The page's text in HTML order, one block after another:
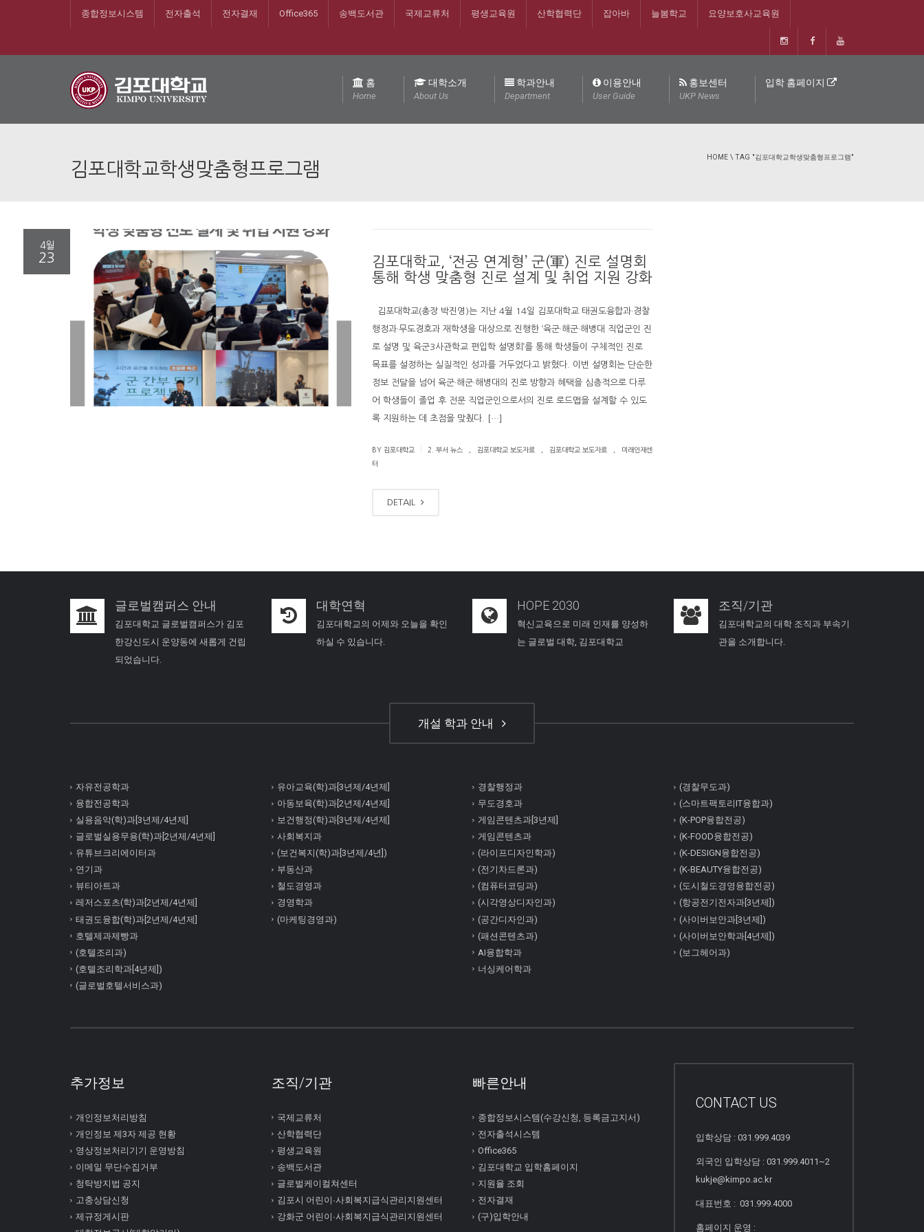
종합정보시스템 전자출석 전자결재 Office365 송백도서관 국제교류처 평생교육원 산학협력단 잡아바 늘봄학교 요양보호사교육원
홈
Home
대학소개
About Us
학과안내
Department
이용안내
User Guide
홍보센터
UKP News
입학 홈페이지
김포대학교학생맞춤형프로그램
HOME \ TAG "김포대학교학생맞춤형프로그램"
4월
23
김포대학교, ‘전공 연계형’ 군(軍) 진로 설명회
통해 학생 맞춤형 진로 설계 및 취업 지원 강화
김포대학교(총장 박진영)는 지난 4월 14일 김포대학교 태권도융합과·경찰
행정과·무도경호과 재학생을 대상으로 진행한 ‘육군·해군·해병대 직업군인 진
로 설명 및 육군3사관학교 편입학 설명회’를 통해 학생들이 구체적인 진로
목표를 설정하는 실질적인 성과를 거두었다고 밝혔다. 이번 설명회는 단순한
정보 전달을 넘어 육군·해군·해병대의 진로 방향과 혜택을 심층적으로 다루
어 학생들이 졸업 후 전문 직업군인으로서의 진로 로드맵을 설계할 수 있도
록 지원하는 데 초점을 맞췄다. […]
BY 김포대학교 2. 부서 뉴스 김포대학교 보도자료 김포대학교 보도자료
미래인재센
터
DETAIL
글로벌캠퍼스 안내
김포대학교 글로벌캠퍼스가 김포
한강신도시 운양동에 새롭게 건립
되었습니다.
대학연혁
김포대학교의 어제와 오늘을 확인
하실 수 있습니다.
HOPE 2030
혁신교육으로 미래 인재를 양성하
는 글로벌 대학, 김포대학교
조직/기관
김포대학교의 대학 조직과 부속기
관을 소개합니다.
개설 학과 안내
자유전공학과
융합전공학과
실용음악(학)과[3년제/4년제]
글로벌실용무용(학)과[2년제/4년제]
유튜브크리에이터과
연기과
뷰티아트과
레저스포츠(학)과[2년제/4년제]
태권도융합(학)과[2년제/4년제]
호텔제과제빵과
(호텔조리과)
(호텔조리학과[4년제])
(글로벌호텔서비스과)
유아교육(학)과[3년제/4년제]
아동보육(학)과[2년제/4년제]
보건행정(학)과[3년제/4년제]
사회복지과
(보건복지(학)과[3년제/4년])
부동산과
철도경영과
경영학과
(마케팅경영과)
경찰행정과
무도경호과
게임콘텐츠과[3년제]
게임콘텐츠과
(라이프디자인학과)
(전기차드론과)
(컴퓨터코딩과)
(시각영상디자인과)
(공간디자인과)
(패션콘텐츠과)
AI융합학과
너싱케어학과
(경찰무도과)
(스마트팩토리IT융합과)
(K-POP융합전공)
(K-FOOD융합전공)
(K-DESIGN융합전공)
(K-BEAUTY융합전공)
(도시철도경영융합전공)
(항공전기전자과[3년제])
(사이버보안과[3년제])
(사이버보안학과[4년제])
(보그헤어과)
추가정보
개인정보처리방침
개인정보 제3자 제공 현황
영상정보처리기기 운영방침
이메일 무단수집거부
청탁방지법 공지
고충상담신청
제규정게시판
조직/기관
국제교류처
산학협력단
평생교육원
송백도서관
글로벌케이컬쳐센터
김포시 어린이∙사회복지급식관리지원센터
강화군 어린이∙사회복지급식관리지원센터
빠른안내
종합정보시스템(수강신청, 등록금고지서)
전자출석시스템
Office365
김포대학교 입학홈페이지
지원율 조회
전자결재
(구)입학안내
CONTACT US
입학상담 : 031.999.4039
외국인 입학상담 : 031.999.4011~2
kukje@kimpo.ac.kr
대표번호 : 031.999.4000
홈페이지 운영 :